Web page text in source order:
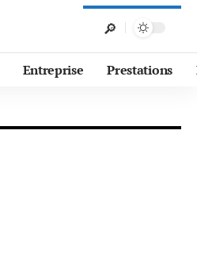
Entreprise Prestations